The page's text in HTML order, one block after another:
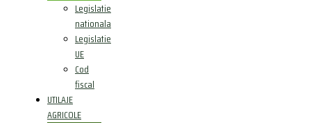
Legislatie
nationala
Legislatie
UE
Cod
fiscal
UTILAJE
AGRICOLE